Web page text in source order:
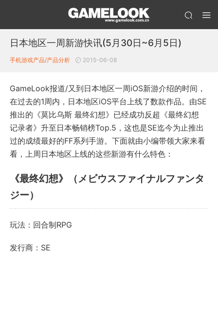
日本地区一周新游快讯(5月30日~6月5日)
手机游戏产品/产品分析 2015-06-08
GameLook报道/又到日本地区一周iOS新游介绍的时间，
在过去的1周内，日本地区iOS平台上线了数款作品。由SE
推出的《莫比乌斯 最终幻想》已经成功反超《最终幻想
记录者》升至日本畅销榜Top.5，这也是SE迄今为止推出
过的成绩最好的FF系列手游。下面就由小编带领大家来看
看，上周日本地区上线的这些新游有什么特色：
《最终幻想》（メビウスファイナルファンタ
ジー）
玩法：回合制RPG
发行商：SE